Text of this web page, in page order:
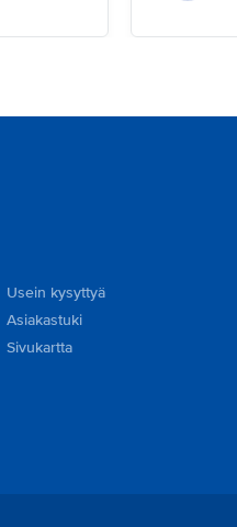
Usein kysyttyä
Asiakastuki
Sivukartta